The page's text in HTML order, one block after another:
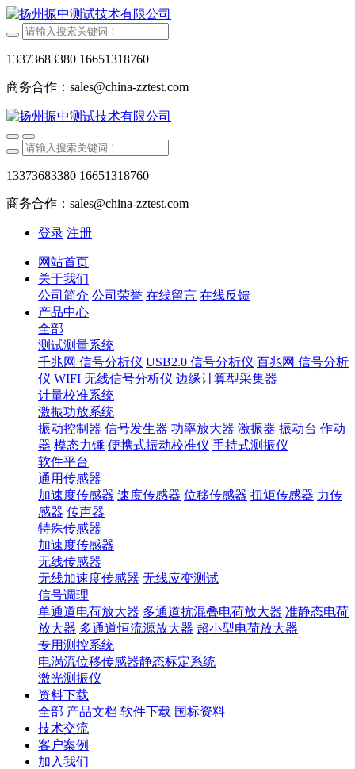
13373683380 16651318760
商务合作：sales@china-zztest.com
13373683380 16651318760
商务合作：sales@china-zztest.com
登录 注册
网站首页
关于我们
公司简介 公司荣誉 在线留言 在线反馈
产品中心
全部
测试测量系统
千兆网 信号分析仪 USB2.0 信号分析仪 百兆网 信号分析
仪 WIFI 无线信号分析仪 边缘计算型采集器
计量校准系统
激振功放系统
振动控制器 信号发生器 功率放大器 激振器 振动台 作动
器 模态力锤 便携式振动校准仪 手持式测振仪
软件平台
通用传感器
加速度传感器 速度传感器 位移传感器 扭矩传感器 力传
感器 传声器
特殊传感器
加速度传感器
无线传感器
无线加速度传感器 无线应变测试
信号调理
单通道电荷放大器 多通道抗混叠电荷放大器 准静态电荷
放大器 多通道恒流源放大器 超小型电荷放大器
专用测控系统
电涡流位移传感器静态标定系统
激光测振仪
资料下载
全部 产品文档 软件下载 国标资料
技术交流
客户案例
加入我们